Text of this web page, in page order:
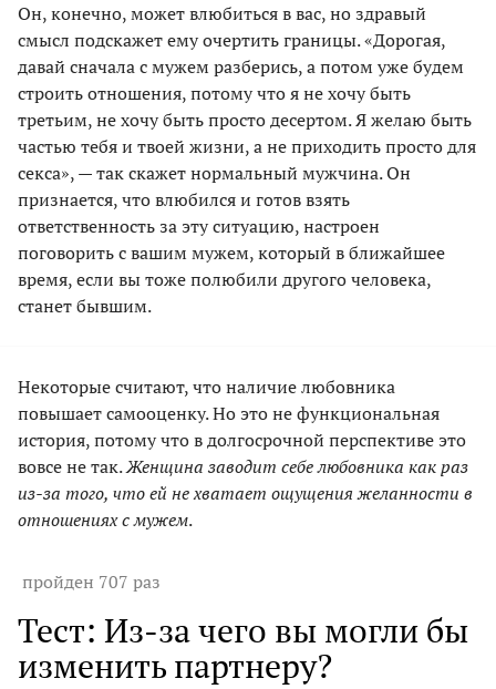
Он, конечно, может влюбиться в вас, но здравый
смысл подскажет ему очертить границы. «Дорогая,
давай сначала с му­жем разберись, а потом уже будем
строить отношения, потому что я не хочу быть
третьим, не хочу быть просто десертом. Я желаю быть
частью тебя и твоей жизни, а не приходить просто для
секса», — так скажет нормальный мужчина. Он
признается, что влюбился и готов взять
ответственность за эту ситуацию, настроен
поговорить с вашим мужем, ко­торый в ближайшее
время, если вы тоже полюбили другого человека,
станет бывшим.
Некоторые считают, что наличие любовника
повышает самооценку. Но это не функциональная
история, потому что в долгосрочной перспективе это
вовсе не так.Женщина заводит себе любовника как раз
из-за того, что ей не хватает ощущения желанности в
отношениях с мужем.
пройден 707 раз
Тест: Из-за чего вы могли бы
изменить партнеру?